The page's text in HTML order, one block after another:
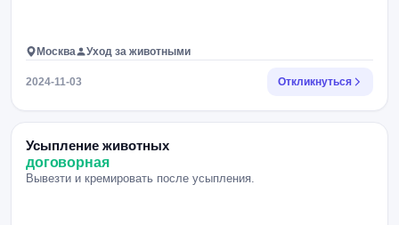
Москва Уход за животными
2024-11-03 Откликнуться
Усыпление животных
договорная
Вывезти и кремировать после усыпления.